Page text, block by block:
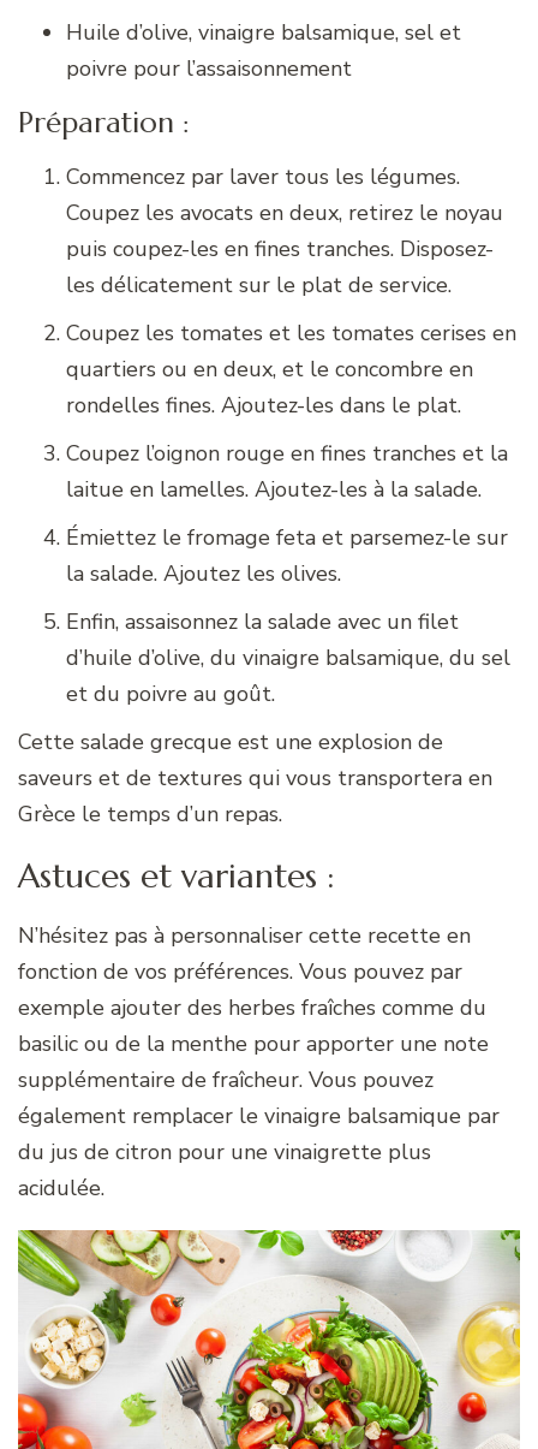
Huile d’olive, vinaigre balsamique, sel et
poivre pour l’assaisonnement
Préparation :
Commencez par laver tous les légumes.
Coupez les avocats en deux, retirez le noyau
puis coupez-les en fines tranches. Disposez-
les délicatement sur le plat de service.
Coupez les tomates et les tomates cerises en
quartiers ou en deux, et le concombre en
rondelles fines. Ajoutez-les dans le plat.
Coupez l’oignon rouge en fines tranches et la
laitue en lamelles. Ajoutez-les à la salade.
Émiettez le fromage feta et parsemez-le sur
la salade. Ajoutez les olives.
Enfin, assaisonnez la salade avec un filet
d’huile d’olive, du vinaigre balsamique, du sel
et du poivre au goût.
Cette salade grecque est une explosion de
saveurs et de textures qui vous transportera en
Grèce le temps d’un repas.
Astuces et variantes :
N’hésitez pas à personnaliser cette recette en
fonction de vos préférences. Vous pouvez par
exemple ajouter des herbes fraîches comme du
basilic ou de la menthe pour apporter une note
supplémentaire de fraîcheur. Vous pouvez
également remplacer le vinaigre balsamique par
du jus de citron pour une vinaigrette plus
acidulée.